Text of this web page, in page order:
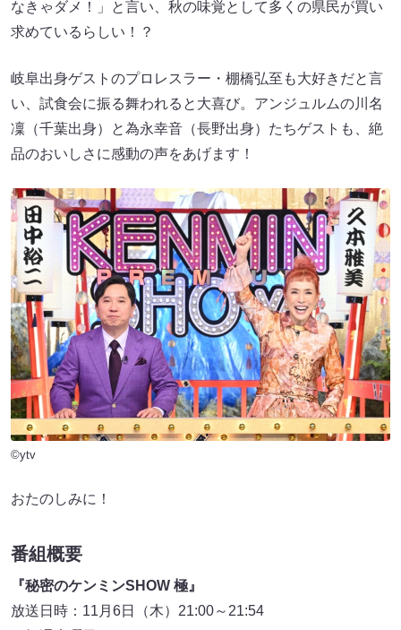
なきゃダメ！」と言い、秋の味覚として多くの県民が買い
求めているらしい！？
岐阜出身ゲストのプロレスラー・棚橋弘至も大好きだと言
い、試食会に振る舞われると大喜び。アンジュルムの川名
凜（千葉出身）と為永幸音（長野出身）たちゲストも、絶
品のおいしさに感動の声をあげます！
©ytv
おたのしみに！
番組概要
『秘密のケンミンSHOW 極』
放送日時：11月6日（木）21:00～21:54